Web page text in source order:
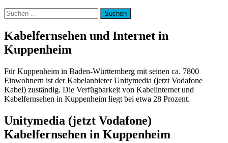
Suchen
nach:
Kabelfernsehen und Internet in
Kuppenheim
Für Kuppenheim in Baden-Württemberg mit seinen ca. 7800
Einwohnern ist der Kabelanbieter Unitymedia (jetzt Vodafone
Kabel) zuständig. Die Verfügbarkeit von Kabelinternet und
Kabelfernsehen in Kuppenheim liegt bei etwa 28 Prozent.
Unitymedia (jetzt Vodafone)
Kabelfernsehen in Kuppenheim